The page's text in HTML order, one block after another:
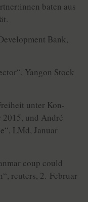
baten aus
Bank,
Yangon Stock
unter Kon­
und André
LMd, Januar
coup could
reuters, 2. Februar